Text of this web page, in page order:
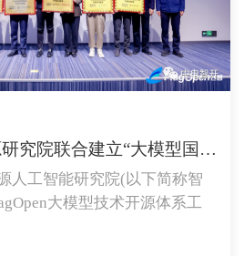
中国电子云与智源研究院联合建立“大模型国产算力云平...
人工智能研究院(以下简称智
大模型技术开源体系工